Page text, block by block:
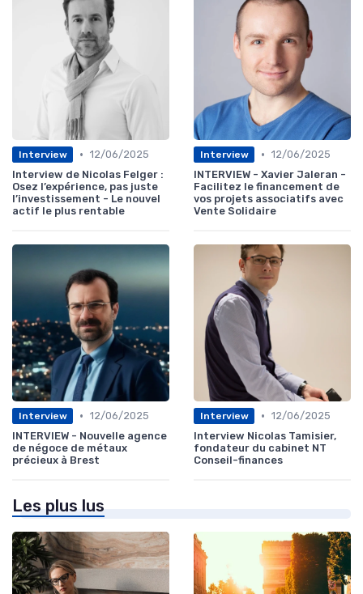
Interview • 12/06/2025
Interview de Nicolas Felger :
Osez l’expérience, pas juste
l’investissement - Le nouvel
actif le plus rentable
Interview • 12/06/2025
INTERVIEW - Xavier Jaleran -
Facilitez le financement de
vos projets associatifs avec
Vente Solidaire
Interview • 12/06/2025
INTERVIEW - Nouvelle agence
de négoce de métaux
précieux à Brest
Interview • 12/06/2025
Interview Nicolas Tamisier,
fondateur du cabinet NT
Conseil-finances
Les plus lus